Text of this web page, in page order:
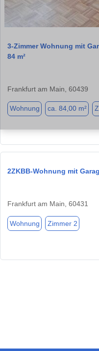
3-Zimmer Wohnung mit
84 m²
Frankfurt am Main, 60439
Wohnung ca. 84,00 m²
2ZKBB-Wohnung mit
Frankfurt am Main, 60431
Wohnung Zimmer 2